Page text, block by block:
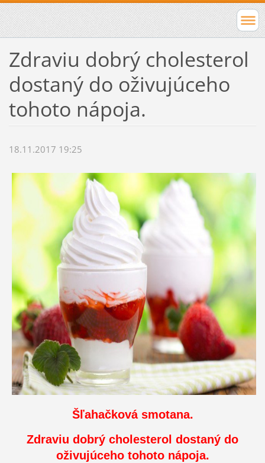
Zdraviu dobrý cholesterol
dostaný do oživujúceho
tohoto nápoja.
18.11.2017 19:25
Šľahačková smotana.
Zdraviu dobrý cholesterol dostaný do
oživujúceho tohoto nápoja.